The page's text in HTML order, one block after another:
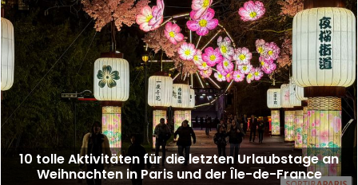
10 tolle Aktivitäten für die letzten Urlaubstage an
Weihnachten in Paris und der Île-de-France